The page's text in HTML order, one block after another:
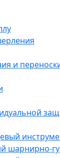
и
шарнирно-